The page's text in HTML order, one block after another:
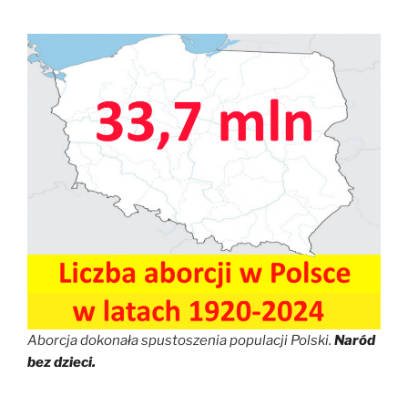
Aborcja dokonała spustoszenia populacji Polski. Naród
bez dzieci.